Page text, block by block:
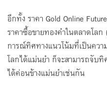
อีกทั้ง ราคา Gold Online
ราคาซื้อขายทองคำในตลาดโล
การณ์ทิศทางแนวโน้มที่เป็นควา
โลกได้แม่นยำ ก็จะสามารถจับทิ
ได้ค่อนข้างแม่นยำเช่นกัน